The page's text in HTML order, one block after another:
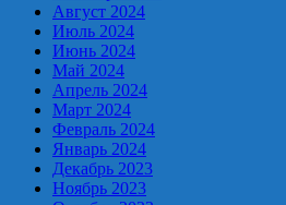
Август 2024
Июль 2024
Июнь 2024
Май 2024
Апрель 2024
Март 2024
Февраль 2024
Январь 2024
Декабрь 2023
Ноябрь 2023